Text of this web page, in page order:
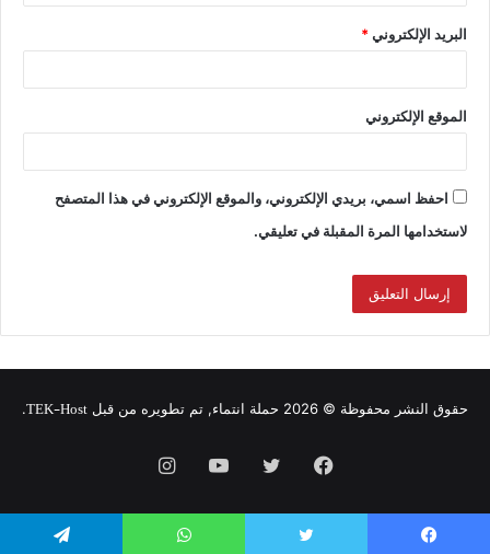
البريد الإلكتروني*
الموقع الإلكتروني
احفظ اسمي، بريدي الإلكتروني، والموقع الإلكتروني في هذا المتصفح
لاستخدامها المرة المقبلة في تعليقي.
حقوق النشر محفوظة © 2026 حملة انتماء, تم تطويره من قبل TEK-Host
.
فيسبوك تويتر يوتيوبانستقرام